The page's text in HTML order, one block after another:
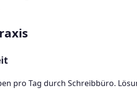
pro Tag durch Schreibbüro.